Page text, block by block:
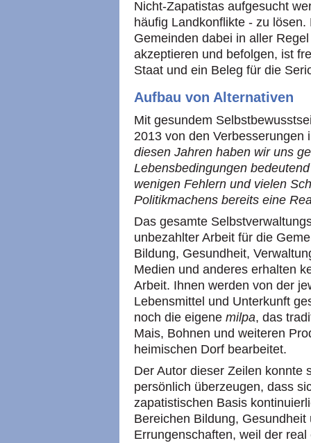
Nicht-Zapatistas aufgesucht
häufig Landkonflikte - zu
Gemeinden dabei in aller
akzeptieren und befolgen, ist
Staat und ein Beleg für die
Aufbau von Alternativen
Mit gesundem
2013 von den
diesen Jahren haben wir uns
Lebensbedingungen
wenigen Fehlern und vielen
Politikmachens bereits eine
Das gesamte
unbezahlter Arbeit für die
Bildung, Gesundheit,
Medien und anderes erhalten
Arbeit. Ihnen werden von der
Lebensmittel und Unterkunft
noch die eigene milpa, das
Mais, Bohnen und weiteren
heimischen Dorf bearbeitet.
Der Autor dieser Zeilen konnte
persönlich überzeugen, dass
zapatistischen Basis
Bereichen Bildung,
Errungenschaften, weil der